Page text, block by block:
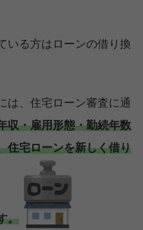
いる方はローンの借り換
は、住宅ローン審査に通
収・雇用形態・勤続年数
住宅ローンを新しく借り
。